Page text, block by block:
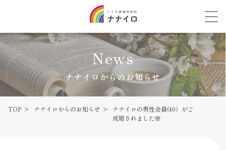
News
ナナイロからのお知らせ
TOP ナナイロからのお知らせ
ナナイロの男性会員(40）がご
成婚されました🌸